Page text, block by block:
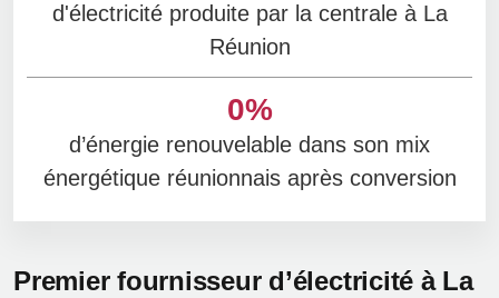
d'électricité produite par la centrale à La
Réunion
0%
d’énergie renouvelable dans son mix
énergétique réunionnais après conversion
Premier fournisseur d’électricité à La